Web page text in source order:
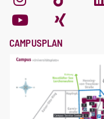
CAMPUSPLAN